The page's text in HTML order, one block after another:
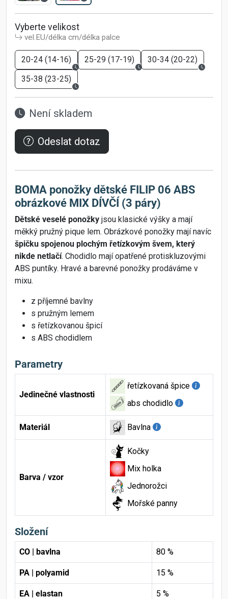
Vyberte velikost
vel.EU/délka cm/délka palce
20-24 (14-16) 25-29 (17-19)
30-34 (20-22)
35-38 (23-25)
Není skladem
Odeslat dotaz
BOMA ponožky dětské FILIP 06 ABS
obrázkové MIX DÍVČÍ (3 páry)
Dětské veselé ponožky jsou klasické výšky a mají
měkký pružný pique lem. Obrázkové ponožky mají navíc
špičku spojenou plochým řetízkovým švem, který
nikde netlačí. Chodidlo mají opatřené protiskluzovými
ABS puntíky. Hravé a barevné ponožky prodáváme v
mixu.
z příjemné bavlny
s pružným lemem
s řetízkovanou špicí
s ABS chodidlem
Parametry
Jedinečné vlastnosti
řetízkovaná špice
abs chodidlo
Materiál Bavlna
Barva / vzor
Kočky
Mix holka
Jednorožci
Mořské panny
Složení
CO | bavlna 80 %
PA | polyamid 15 %
EA | elastan 5 %